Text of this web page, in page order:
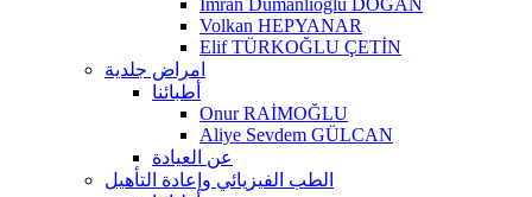
Volkan HEPYANAR
Elif TÜRKOĞLU ÇETİN
امراض جلدية
أطبائنا
Onur RAİMOĞLU
Aliye Sevdem GÜLCAN
عن العيادة
الطب الفيزيائي وإعادة التأهيل